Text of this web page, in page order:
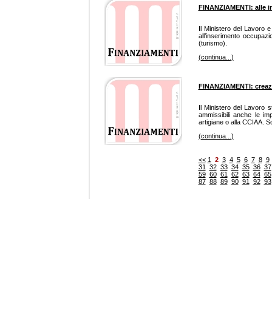
FINANZIAMENTI: alle
Il Ministero del Lavoro
all’inserimento
(turismo).
(continua...)
FINANZIAMENTI:
Il Ministero del Lavoro
ammissibili anche le
artigiane o alla CCIAA.
(continua...)
<< 1 2 3 4 5 6 7 8 9
31
32 33 34 35 36 37
59 60 61 62 63 64 65
87 88 89 90 91 92 93